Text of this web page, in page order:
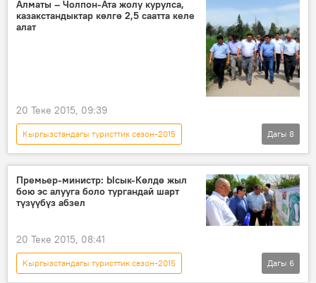
Ысык-Көл
Темир Сариев
Алматы – Чолпон-Ата жолу курулса,
казакстандыктар көлгө 2,5 саатта келе
алат
20 Теке 2015, 09:39
Кыргызстандагы туристтик сезон-2015
Кыргызстан
Коом
Жаңылыктар
Казакстан
Темир Сариев
Карим Масимов
жол туризм
Дагы 8
Премьер-министр: Ысык-Көлдө жыл
бою эс алууга боло тургандай шарт
түзүүбүз абзел
20 Теке 2015, 08:41
Кыргызстандагы туристтик сезон-2015
Дагы 6